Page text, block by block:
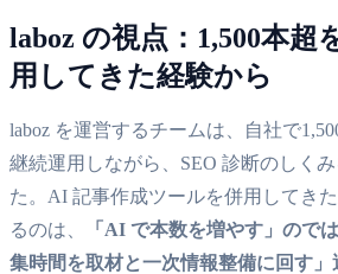
laboz の視点：1,500本超
用してきた経験から
laboz を運営するチームは、自社で
継続運用しながら、SEO 診断のしく
た。AI 記事作成ツールを併用してき
るのは、
「AI で本数を増やす」ので
集時間を取材と一次情報整備に回す」